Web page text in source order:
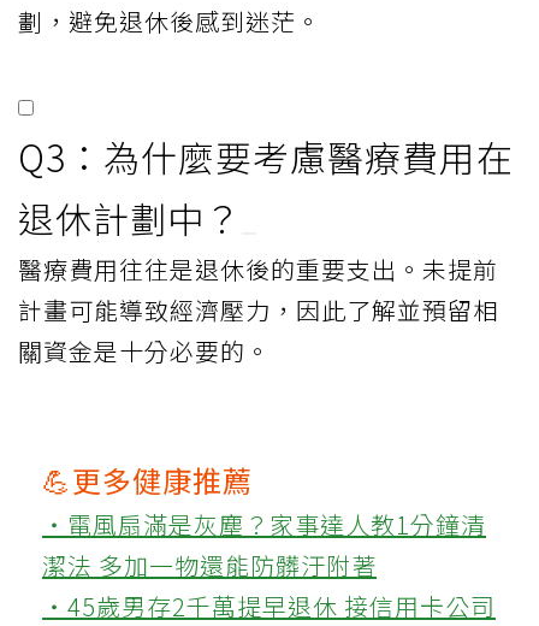
劃，避免退休後感到迷茫。
Q3：為什麼要考慮醫療費用在
退休計劃中？
醫療費用往往是退休後的重要支出。未提前
計畫可能導致經濟壓力，因此了解並預留相
關資金是十分必要的。
💪更多健康推薦
‧電風扇滿是灰塵？家事達人教1分鐘清
潔法 多加一物還能防髒汙附著
‧45歲男存2千萬提早退休 接信用卡公司